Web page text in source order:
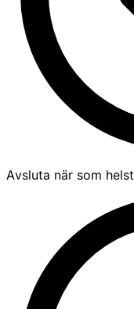
Avsluta när som helst